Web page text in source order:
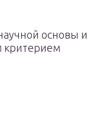
основы и
критерием